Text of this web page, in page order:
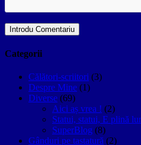
Categorii
Călători-scriitori (3)
Despre Mine (1)
Diverse (69)
Aici aș vrea ! (2)
Statui, statui, E plină
SuperBlog (8)
Gânduri pe tastatură (2)